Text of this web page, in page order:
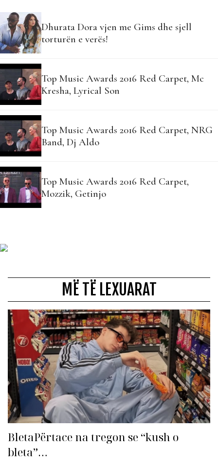
Dhurata Dora vjen me Gims dhe sjell
torturën e verës!
Top Music Awards 2016 Red Carpet, Mc
Kresha, Lyrical Son
Top Music Awards 2016 Red Carpet, NRG
Band, Dj Aldo
Top Music Awards 2016 Red Carpet,
Mozzik, Getinjo
MË TË LEXUARAT
BletaPërtace na tregon se “kush o
bleta”…